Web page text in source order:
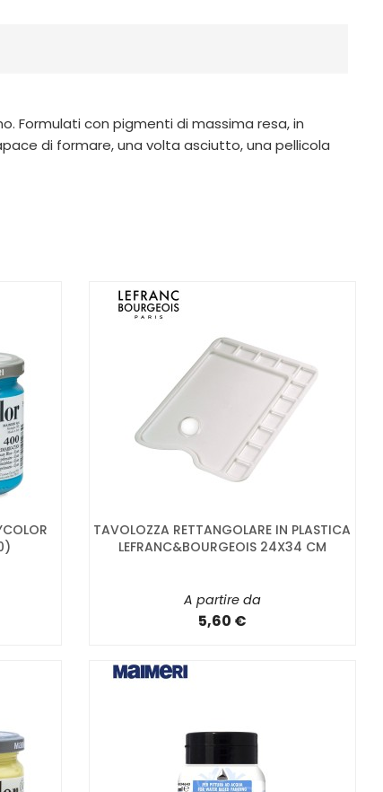
Formulati con pigmenti di massima resa, in
di formare, una volta asciutto, una pellicola
TAVOLOZZA RETTANGOLARE IN PLASTICA
LEFRANC&BOURGEOIS 24X34 CM
A partire da
5,60 €